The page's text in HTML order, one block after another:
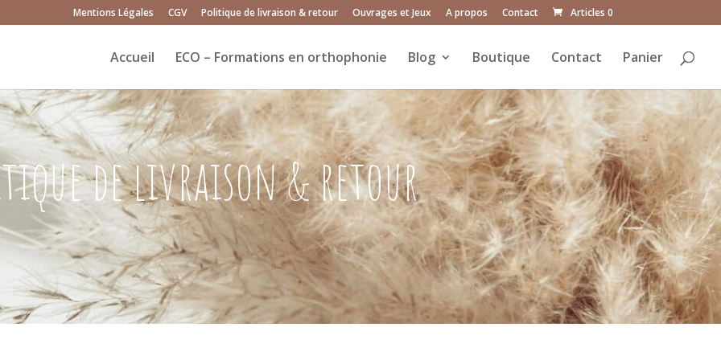
Mentions Légales CGV Politique de livraison & retour Ouvrages et Jeux A propos Contact Articles 0
Accueil ECO – Formations en orthophonie Blog Boutique Contact Panier
de livraison & retour